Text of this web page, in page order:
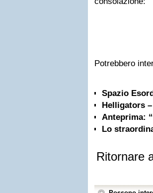
Potrebbero
Spazio
Helligators
Anteprima:
Lo
Ritornare